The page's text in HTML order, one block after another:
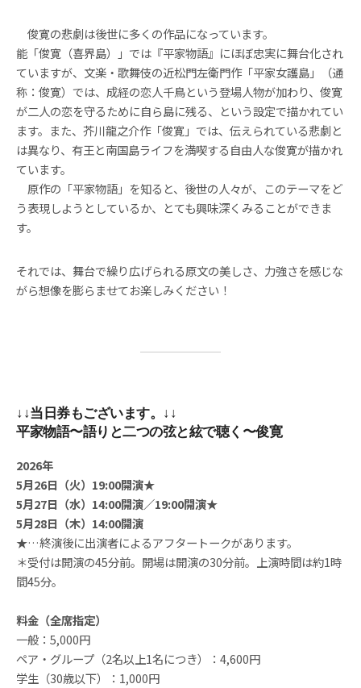
俊寛の悲劇は後世に多くの作品になっています。
能「俊寛（喜界島）」では『平家物語』にほぼ忠実に舞台化され
ていますが、文楽・歌舞伎の近松門左衛門作「平家女護島」（通
称：俊寛）では、成経の恋人千鳥という登場人物が加わり、俊寛
が二人の恋を守るために自ら島に残る、という設定で描かれてい
ます。また、芥川龍之介作「俊寛」では、伝えられている悲劇と
は異なり、有王と南国島ライフを満喫する自由人な俊寛が描かれ
ています。
原作の「平家物語」を知ると、後世の人々が、このテーマをど
う表現しようとしているか、とても興味深くみることができま
す。
それでは、舞台で繰り広げられる原文の美しさ、力強さを感じな
がら想像を膨らませてお楽しみください！
↓↓当日券もございます。↓↓
平家物語〜語りと二つの弦と絃で聴く〜俊寛
2026年
5月26日（火）19:00開演★
5月27日（水）14:00開演／19:00開演★
5月28日（木）14:00開演
★…終演後に出演者によるアフタートークがあります。
＊受付は開演の45分前。開場は開演の30分前。上演時間は約1時
間45分。
料金（全席指定）
一般：5,000円
ペア・グループ（2名以上1名につき）：4,600円
学生（30歳以下）：1,000円